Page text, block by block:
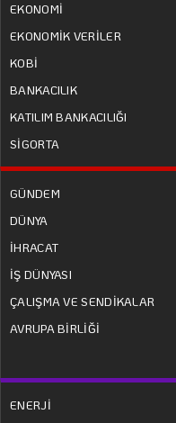
EKONOMİ
EKONOMİK VERİLER
KOBİ
BANKACILIK
KATILIM BANKACILIĞI
SİGORTA
GÜNDEM
DÜNYA
İHRACAT
İŞ DÜNYASI
ÇALIŞMA VE SENDİKALAR
AVRUPA BİRLİĞİ
ENERJİ